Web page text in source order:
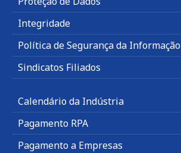
Integridade
Política de Segurança da Informação
Sindicatos Filiados
Calendário da Indústria
Pagamento RPA
Pagamento a Empresas